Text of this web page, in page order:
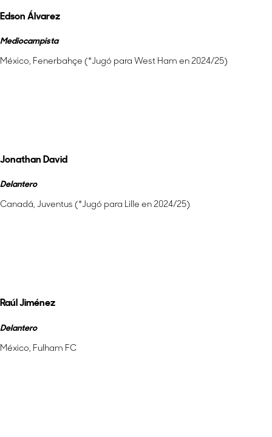
Edson Álvarez
Mediocampista
México, Fenerbahçe (*Jugó para West Ham en 2024/25)
Jonathan David
Delantero
Canadá, Juventus (*Jugó para Lille en 2024/25)
Raúl Jiménez
Delantero
México, Fulham FC